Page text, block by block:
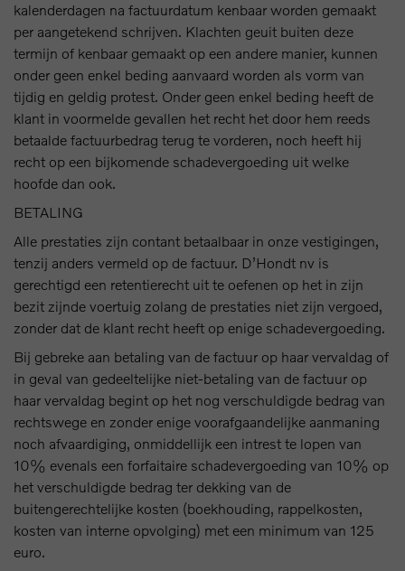
kalenderdagen na factuurdatum kenbaar worden gemaakt
per aangetekend schrijven. Klachten geuit buiten deze
termijn of kenbaar gemaakt op een andere manier, kunnen
onder geen enkel beding aanvaard worden als vorm van
tijdig en geldig protest. Onder geen enkel beding heeft de
klant in voormelde gevallen het recht het door hem reeds
betaalde factuurbedrag terug te vorderen, noch heeft hij
recht op een bijkomende schadevergoeding uit welke
hoofde dan ook.
BETALING
Alle prestaties zijn contant betaalbaar in onze vestigingen,
tenzij anders vermeld op de factuur. D’Hondt nv is
gerechtigd een retentierecht uit te oefenen op het in zijn
bezit zijnde voertuig zolang de prestaties niet zijn vergoed,
zonder dat de klant recht heeft op enige schadevergoeding.
Bij gebreke aan betaling van de factuur op haar vervaldag of
in geval van gedeeltelijke niet-betaling van de factuur op
haar vervaldag begint op het nog verschuldigde bedrag van
rechtswege en zonder enige voorafgaandelijke aanmaning
noch afvaardiging, onmiddellijk een intrest te lopen van
10% evenals een forfaitaire schadevergoeding van 10% op
het verschuldigde bedrag ter dekking van de
buitengerechtelijke kosten (boekhouding, rappelkosten,
kosten van interne opvolging) met een minimum van 125
euro.